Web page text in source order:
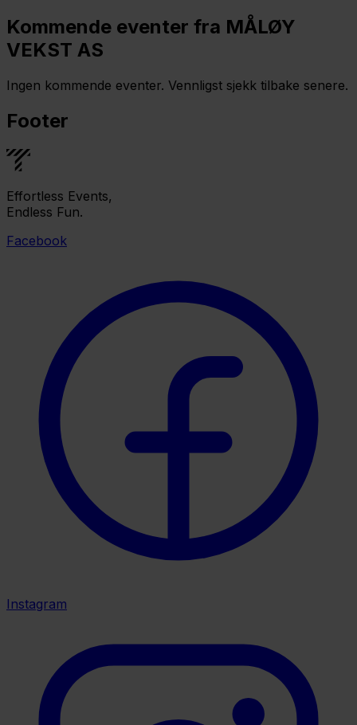
Kommende eventer fra MÅLØY
VEKST AS
Ingen kommende eventer. Vennligst sjekk tilbake senere.
Footer
Effortless Events,
Endless Fun.
Facebook
Instagram